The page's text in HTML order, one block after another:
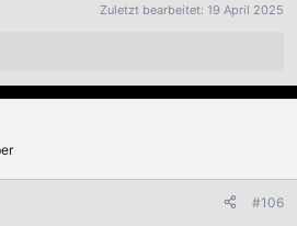
Zuletzt bearbeitet: 19 April 2025
#106